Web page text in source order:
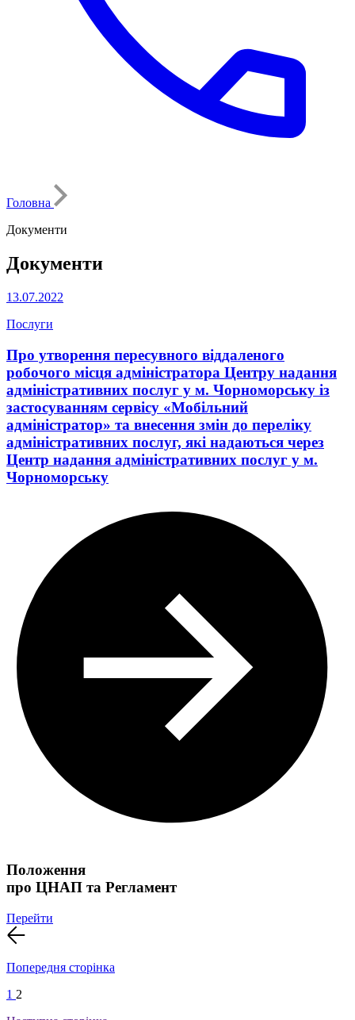
Головна
Документи
Документи
13.07.2022
Послуги
Про утворення пересувного віддаленого
робочого місця адміністратора Центру надання
адміністративних послуг у м. Чорноморську із
застосуванням сервісу «Мобільний
адміністратор» та внесення змін до переліку
адміністративних послуг, які надаються через
Центр надання адміністративних послуг у м.
Чорноморську
Положення
про ЦНАП та Регламент
Перейти
Попередня сторінка
1 2